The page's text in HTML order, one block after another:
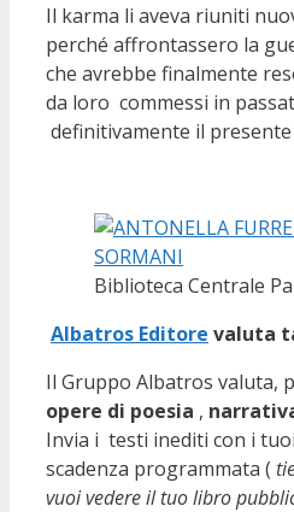
Il karma li aveva riuniti
perché affrontassero la
che avrebbe finalmente
da loro commessi in
definitivamente il presente
Biblioteca Centrale
Albatros Editore valuta
Il Gruppo Albatros valuta,
opere di poesia ,
Invia i testi inediti con i
scadenza programmata (
vuoi vedere il tuo libro